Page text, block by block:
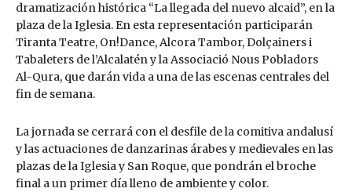
dramatización histórica “La llegada del nuevo alcaid”, en la
plaza de la Iglesia. En esta representación participarán
Tiranta Teatre, On!Dance, Alcora Tambor, Dolçainers i
Tabaleters de l’Alcalatén y la Associació Nous Pobladors
Al-Qura, que darán vida a una de las escenas centrales del
fin de semana.
La jornada se cerrará con el desfile de la comitiva andalusí
y las actuaciones de danzarinas árabes y medievales en las
plazas de la Iglesia y San Roque, que pondrán el broche
final a un primer día lleno de ambiente y color.